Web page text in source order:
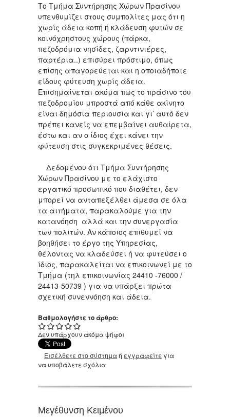
Το Τμήμα Συντήρησης Χώρων Πρασίνου
υπενθυμίζει στους συμπολίτες μας ότι η
χωρίς άδεια κοπή ή κλάδευση φυτών σε
κοινόχρηστους χώρους (πάρκα,
πεζοδρόμια νησίδες, ζαρντινιέρες,
παρτέρια..) επισύρει πρόστιμο, όπως
επίσης απαγορεύεται και η οποιαδήποτε
είδους φύτευση χωρίς άδεια.
Επισημαίνεται ακόμα πως το πράσινο του
πεζοδρομίου μπροστά από κάθε ακίνητο
είναι δημόσια περιουσία και γι’ αυτό δεν
πρέπει κανείς να επεμβαίνει αυθαίρετα,
έστω και αν ο ίδιος έχει κάνει την
φύτευση στις συγκεκριμένες θέσεις.
Δεδομένου ότι Τμήμα Συντήρησης
Χώρων Πρασίνου με το ελάχιστο
εργατικό προσωπικό που διαθέτει, δεν
μπορεί να ανταπεξέλθει άμεσα σε όλα
τα αιτήματα, παρακαλούμε για την
κατανόηση αλλά και την συνεργασία
των πολιτών. Αν κάποιος επιθυμεί να
βοηθήσει το έργο της Υπηρεσίας,
θέλοντας να κλαδεύσει ή να φυτεύσει ο
ίδιος, παρακαλείται να επικοινωνεί με το
Τμήμα (τηλ επικοινωνίας 24410 -76000 /
24413-50739 ) για να υπάρξει πρώτα
σχετική συνεννόηση και άδεια.
Βαθμολογήστε το άρθρο:
Δεν υπάρχουν ακόμα ψήφοι
Εισέλθετε στο σύστημαή εγγραφείτε για
να υποβάλετε σχόλια
Μεγέθυνση Κειμένου